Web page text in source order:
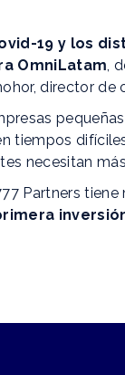
19 y los
OmniLatam,
director
tiempos
necesitan
Partners